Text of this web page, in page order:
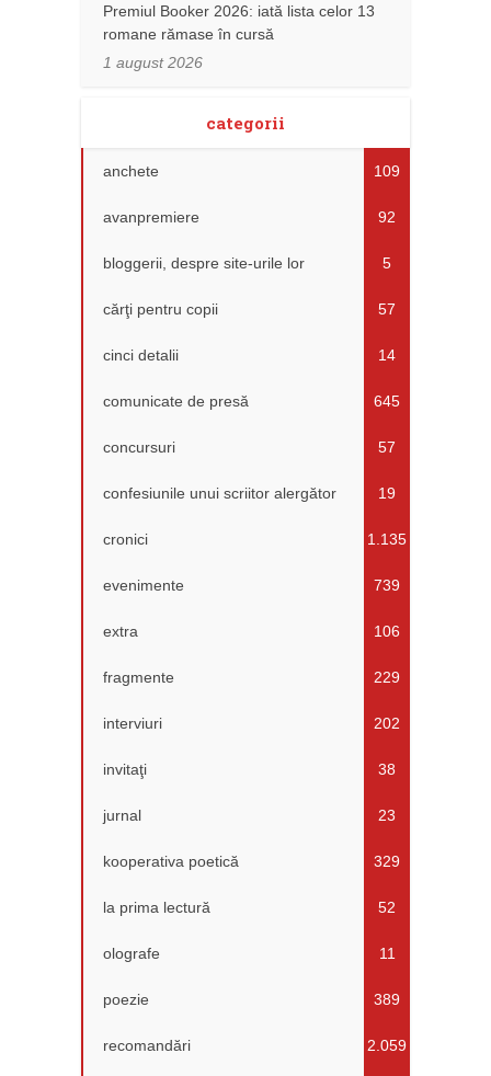
Premiul Booker 2026: iată lista celor 13
romane rămase în cursă
1 august 2026
categorii
anchete 109
avanpremiere 92
bloggerii, despre site-urile lor 5
cărţi pentru copii 57
cinci detalii 14
comunicate de presă 645
concursuri 57
confesiunile unui scriitor alergător 19
cronici 1.135
evenimente 739
extra 106
fragmente 229
interviuri 202
invitaţi 38
jurnal 23
kooperativa poetică 329
la prima lectură 52
olografe 11
poezie 389
recomandări 2.059